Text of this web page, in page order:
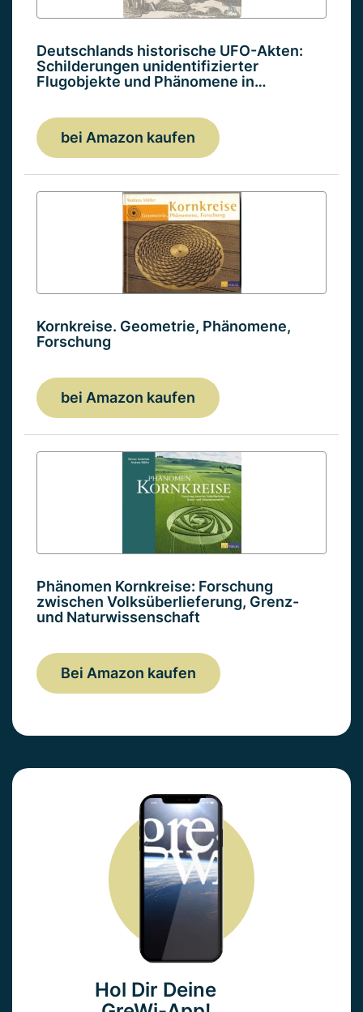
Deutschlands historische UFO-Akten:
Schilderungen unidentifizierter
Flugobjekte und Phänomene in…
bei Amazon kaufen
Kornkreise. Geometrie, Phänomene,
Forschung
bei Amazon kaufen
Phänomen Kornkreise: Forschung
zwischen Volksüberlieferung, Grenz-
und Naturwissenschaft
Bei Amazon kaufen
Hol Dir Deine